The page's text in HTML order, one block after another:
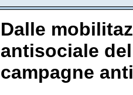
Dalle
antisociale
campagne